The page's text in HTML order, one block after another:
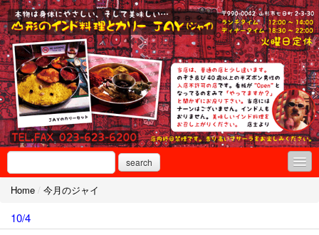
search
----------
はじめての方へ
Home / 今月のジャイ
10/4